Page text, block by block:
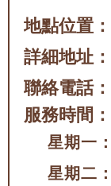
地點位置：
詳細地址：
聯絡電話：
服務時間：
星期一：
星期二：